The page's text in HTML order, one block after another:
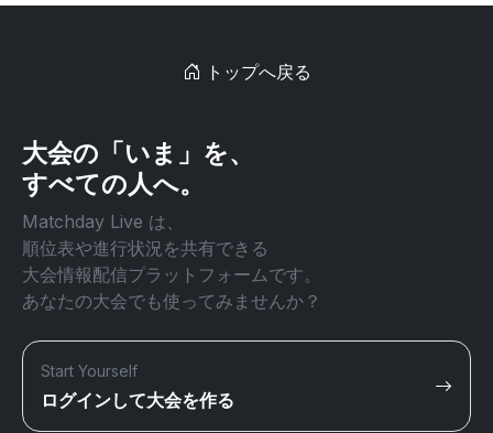
トップへ戻る
大会の「いま」を、
すべての人へ。
Matchday Live は、
順位表や進行状況を共有できる
大会情報配信プラットフォームです。
あなたの大会でも使ってみませんか？
Start Yourself
ログインして大会を作る